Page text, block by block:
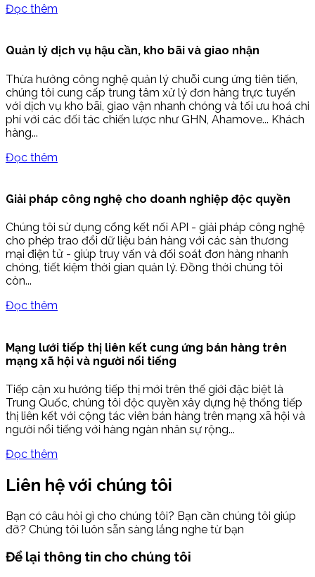
Đọc thêm
Quản lý dịch vụ hậu cần, kho bãi và giao nhận
Thừa hưởng công nghệ quản lý chuỗi cung ứng tiên tiến,
chúng tôi cung cấp trung tâm xử lý đơn hàng trực tuyến
với dịch vụ kho bãi, giao vận nhanh chóng và tối ưu hoá chi
phí với các đối tác chiến lược như GHN, Ahamove... Khách
hàng...
Đọc thêm
Giải pháp công nghệ cho doanh nghiệp độc quyền
Chúng tôi sử dụng cổng kết nối API - giải pháp công nghệ
cho phép trao đổi dữ liệu bán hàng với các sàn thương
mại điện tử - giúp truy vấn và đối soát đơn hàng nhanh
chóng, tiết kiệm thời gian quản lý. Đồng thời chúng tôi
còn...
Đọc thêm
Mạng lưới tiếp thị liên kết cung ứng bán hàng trên
mạng xã hội và người nổi tiếng
Tiếp cận xu hướng tiếp thị mới trên thế giới đặc biệt là
Trung Quốc, chúng tôi độc quyền xây dựng hệ thống tiếp
thị liên kết với cộng tác viên bán hàng trên mạng xã hội và
người nổi tiếng với hàng ngàn nhân sự rộng...
Đọc thêm
Liên hệ với chúng tôi
Bạn có câu hỏi gì cho chúng tôi? Bạn cần chúng tôi giúp
đỡ? Chúng tôi luôn sẵn sàng lắng nghe từ bạn
Để lại thông tin cho chúng tôi